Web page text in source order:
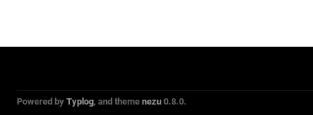
Powered byTyplog, and themenezu0.8.0.